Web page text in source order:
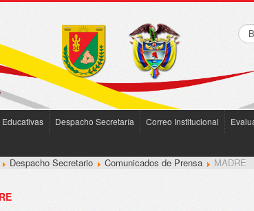
Despacho Secretaría Correo Institucional
Despacho Secretario Comunicados de Prensa MADRE